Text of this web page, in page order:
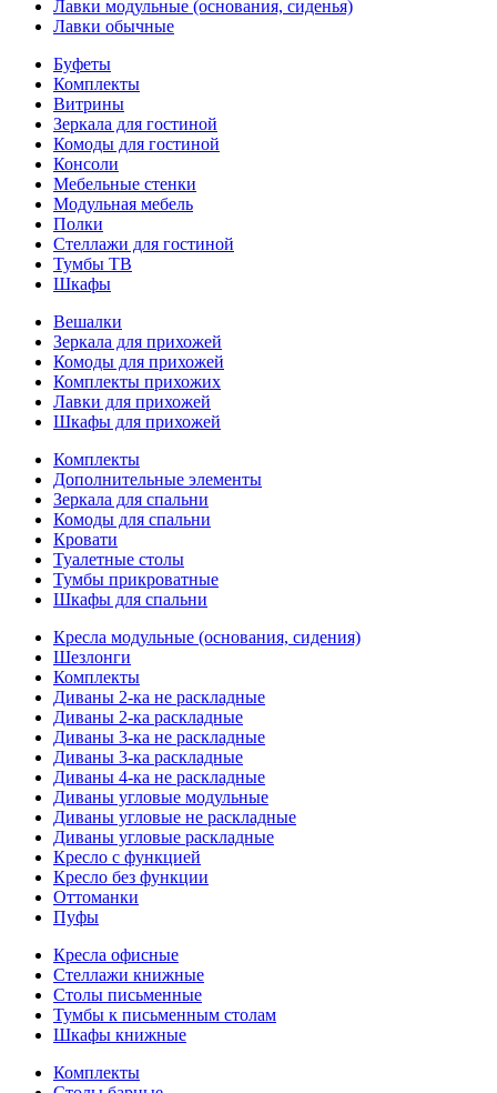
Лавки модульные (основания, сиденья)
Лавки обычные
Буфеты
Комплекты
Витрины
Зеркала для гостиной
Комоды для гостиной
Консоли
Мебельные стенки
Модульная мебель
Полки
Стеллажи для гостиной
Тумбы ТВ
Шкафы
Вешалки
Зеркала для прихожей
Комоды для прихожей
Комплекты прихожих
Лавки для прихожей
Шкафы для прихожей
Комплекты
Дополнительные элементы
Зеркала для спальни
Комоды для спальни
Кровати
Туалетные столы
Тумбы прикроватные
Шкафы для спальни
Кресла модульные (основания, сидения)
Шезлонги
Комплекты
Диваны 2-ка не раскладные
Диваны 2-ка раскладные
Диваны 3-ка не раскладные
Диваны 3-ка раскладные
Диваны 4-ка не раскладные
Диваны угловые модульные
Диваны угловые не раскладные
Диваны угловые раскладные
Кресло с функцией
Кресло без функции
Оттоманки
Пуфы
Кресла офисные
Стеллажи книжные
Столы письменные
Тумбы к письменным столам
Шкафы книжные
Комплекты